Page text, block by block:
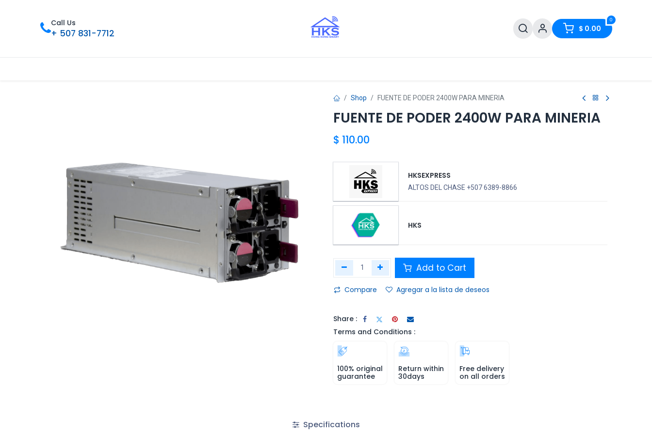
Call Us
+ 507 831-7712
0
$ 0.00
Shop FUENTE DE PODER 2400W PARA MINERIA
FUENTE DE PODER 2400W PARA MINERIA
$ 110.00
HKSEXPRESS
ALTOS DEL CHASE +507 6389-8866
HKS
Add to Cart
Compare Agregar a la lista de deseos
Share :
Terms and Conditions :
100% original
guarantee
Return within
30days
Free delivery
on all orders
Specifications